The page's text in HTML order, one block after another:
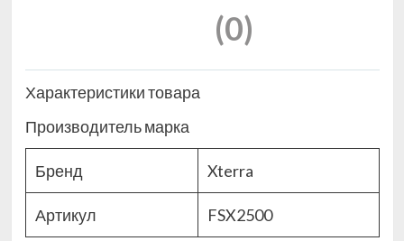
(0)
Характеристики товара
Производитель марка
Бренд Xterra
Артикул FSX2500